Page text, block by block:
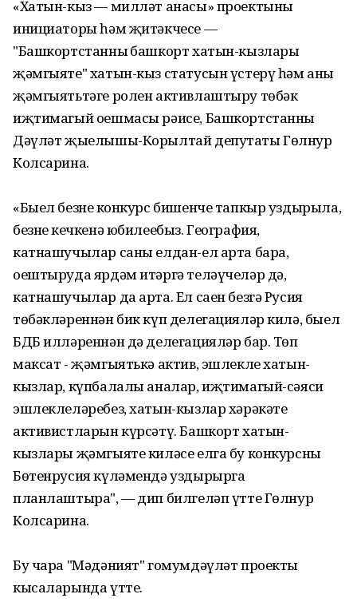
«Хатын-кыз — милләт анасы» проектының
инициаторы һәм җитәкчесе —
"Башкортстанның башкорт хатын-кызлары
җәмгыяте" хатын-кыз статусын үстерү һәм аның
җәмгыятьтәге ролен активлаштыру төбәк
иҗтимагый оешмасы рәисе, Башкортстанның
Дәүләт җыелышы-Корылтай депутаты Гөлнур
Колсарина.
«Быел безнең конкурс бишенче тапкыр уздырыла,
безнең кечкенә юбилеебыз. География,
катнашучылар саны елдан-ел арта бара,
оештыруда ярдәм итәргә теләүчеләр дә,
катнашучылар да арта. Ел саен безгә Русия
төбәкләреннән бик күп делегацияләр килә, быел
БДБ илләреннән дә делегацияләр бар. Төп
максат - җәмгыятькә актив, эшлекле хатын-
кызлар, күпбалалы аналар, иҗтимагый-сәяси
эшлеклеләребез, хатын-кызлар хәрәкәте
активистларын күрсәтү. Башкорт хатын-
кызлары җәмгыяте киләсе елга бу конкурсны
Бөтенрусия күләмендә уздырырга
планлаштыра", — дип билгеләп үтте Гөлнур
Колсарина.
Бу чара "Мәдәният" гомумдәүләт проекты
кысаларында үтте.